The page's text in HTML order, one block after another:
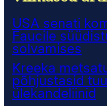
USA senati
Faucile
solvamises
Kreeka
põhjustasid
ülekandeliinid